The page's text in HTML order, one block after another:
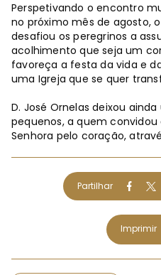
Perspetivando o encontro
no próximo mês de agosto,
desafiou os peregrinos a
acolhimento que seja um
favoreça a festa da vida e
uma Igreja que se quer
D. José Ornelas deixou
pequenos, a quem
Senhora pelo coração,
Partilhar
Imprimir